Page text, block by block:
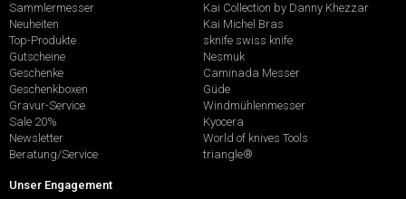
Sammlermesser
Neuheiten
Top-Produkte
Gutscheine
Geschenke
Geschenkboxen
Gravur-Service
Sale 20%
Newsletter
Beratung/Service
Kai Collection by Danny Khezzar
Kai Michel Bras
sknife swiss knife
Nesmuk
Caminada Messer
Güde
Windmühlenmesser
Kyocera
World of knives Tools
triangle®
Unser Engagement